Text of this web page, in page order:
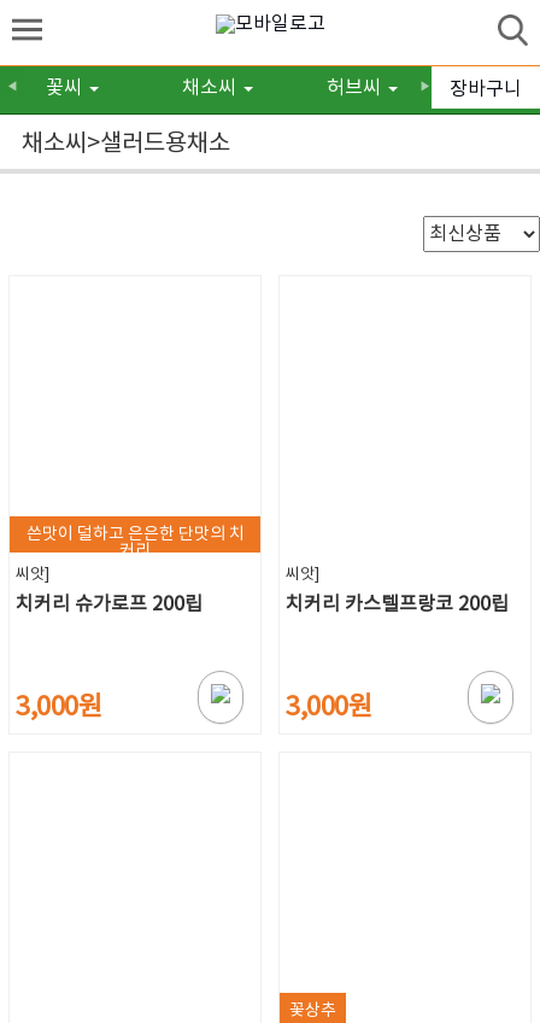
◀ 꽃씨 채소씨 허브씨 구근/숙
▶ 장바구니
채소씨>샐러드용채소
쓴맛이 덜하고 은은한 단맛의 치
커리
씨앗]
치커리 슈가로프 200립
3,000원
씨앗]
치커리 카스텔프랑코 200립
3,000원
꽃상추